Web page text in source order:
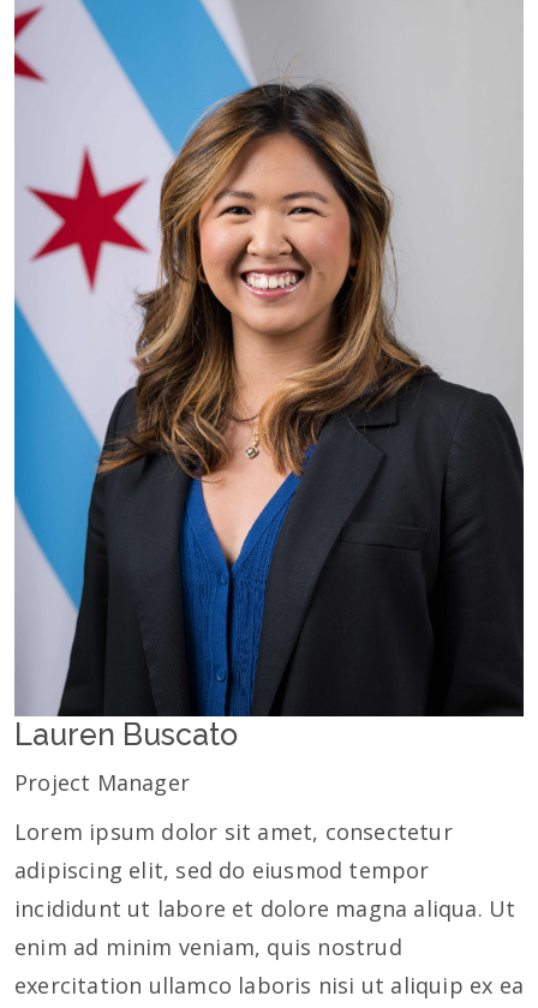
Lauren Buscato
Project Manager
Lorem ipsum dolor sit amet, consectetur
adipiscing elit, sed do eiusmod tempor
incididunt ut labore et dolore magna aliqua. Ut
enim ad minim veniam, quis nostrud
exercitation ullamco laboris nisi ut aliquip ex ea